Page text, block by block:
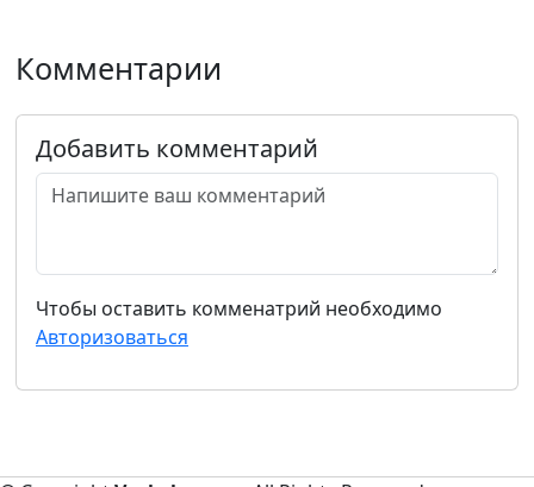
Комментарии
Добавить комментарий
Чтобы оставить комменатрий необходимо
Авторизоваться